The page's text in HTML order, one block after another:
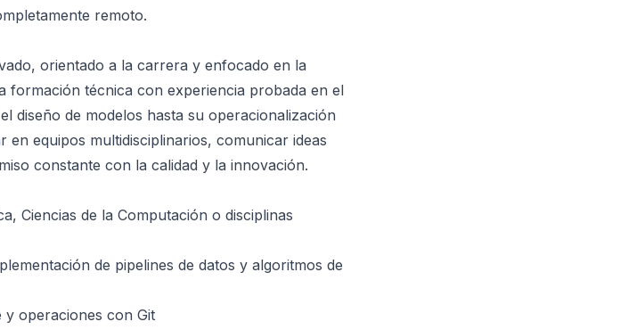
remoto.
orientado a la carrera y enfocado en la
formación técnica con experiencia probada en el
diseño de modelos hasta su operacionalización
equipos multidisciplinarios, comunicar ideas
constante con la calidad y la innovación.
Ciencias de la Computación o disciplinas
de pipelines de datos y algoritmos de
y operaciones con Git